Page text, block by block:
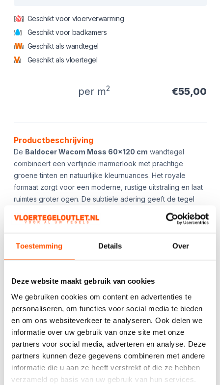
Toestemming Details Over
Deze website maakt gebruik van cookies
We gebruiken cookies om content en advertenties te
personaliseren, om functies voor social media te bieden
en om ons websiteverkeer te analyseren. Ook delen we
informatie over uw gebruik van onze site met onze
partners voor social media, adverteren en analyse. Deze
partners kunnen deze gegevens combineren met andere
informatie die u aan ze heeft verstrekt of die ze hebben
verzameld op basis van uw gebruik van hun services.
Geschikt voor vloerverwarming
Geschikt voor badkamers
Geschikt als wandtegel
Geschikt als vloertegel
per m2 €55,00
Product informatie
Productbeschrijving
De Baldocer Wacom Moss 60x120 cm wandtegel
combineert een verfijnde marmerlook met prachtige
groene tinten en natuurlijke kleurnuances. Het royale
formaat zorgt voor een moderne, rustige uitstraling en laat
ruimtes groter ogen. De subtiele adering geeft de tegel
een luxe en karaktervolle uitstraling die perfect aansluit bij
eigentijdse interieurs.
Berekentool
Offerte aanvragen